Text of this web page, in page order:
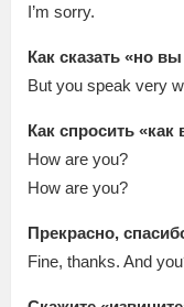
I’m sorry.
Как сказать «но
But you speak very
Как спросить
How are you?
How are you?
Прекрасно,
Fine, thanks. And